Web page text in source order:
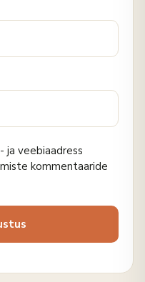
ja veebiaadress
kommentaaride